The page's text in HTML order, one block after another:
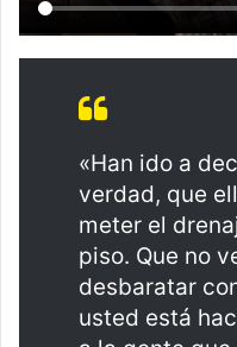
«Han ido a
verdad, que
meter el
piso. Que no
desbaratar
usted está